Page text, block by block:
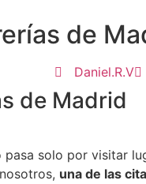
de
Daniel.R.V
de Madrid
pasa solo por visitar
una de las